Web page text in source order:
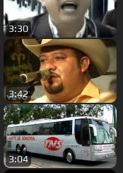
3:30
3:42
3:04